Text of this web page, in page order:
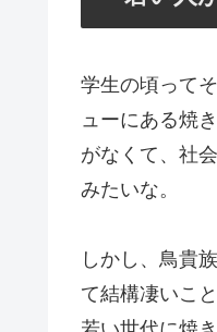
ューにある焼
みたいな。
しかし、鳥貴
て結構凄いこ
けたというの